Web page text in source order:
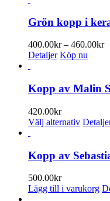
väljas
på
flera
De
olika
väljas
på
Grön kopp i
400.00kr – 460.00kr
Detaljer Köp nu
Kopp av Malin
420.00kr
Välj alternativ Den
har
flera
De
olika
Kopp av
500.00kr
Lägg till i varukorg